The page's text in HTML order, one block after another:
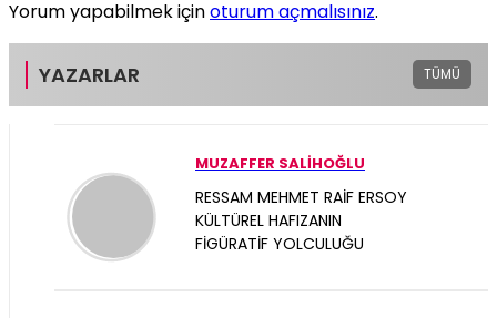
Yorum yapabilmek içinoturum açmalısınız.
YAZARLAR TÜMÜ
MUZAFFER SALİHOĞLU
RESSAM MEHMET RAİF ERSOY
KÜLTÜREL HAFIZANIN
FİGÜRATİF YOLCULUĞU